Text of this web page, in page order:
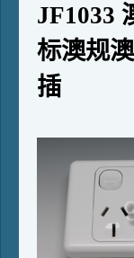
JF1033
标澳规
插